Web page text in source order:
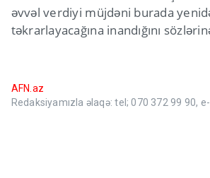
əvvəl verdiyi müjdəni burada
təkrarlayacağına inandığını
AFN.az
Redaksiyamızla əlaqə: tel; 070 372 99 90,